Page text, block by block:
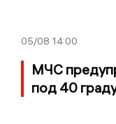
05/08 14:00
МЧС
под 40